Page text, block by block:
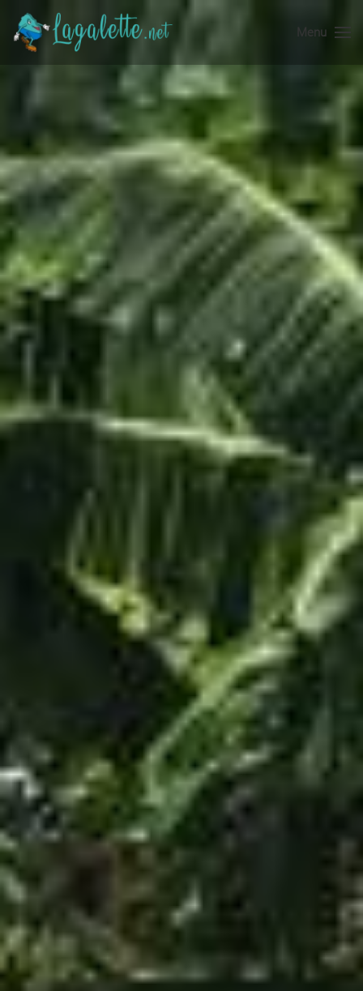
Accéder au contenu principal
Menu